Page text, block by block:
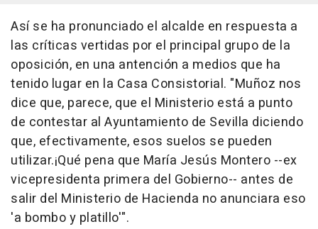
Así se ha pronunciado el alcalde en respuesta a
las críticas vertidas por el principal grupo de la
oposición, en una antención a medios que ha
tenido lugar en la Casa Consistorial. "Muñoz nos
dice que, parece, que el Ministerio está a punto
de contestar al Ayuntamiento de Sevilla diciendo
que, efectivamente, esos suelos se pueden
utilizar.¡Qué pena que María Jesús Montero --ex
vicepresidenta primera del Gobierno-- antes de
salir del Ministerio de Hacienda no anunciara eso
'a bombo y platillo'".